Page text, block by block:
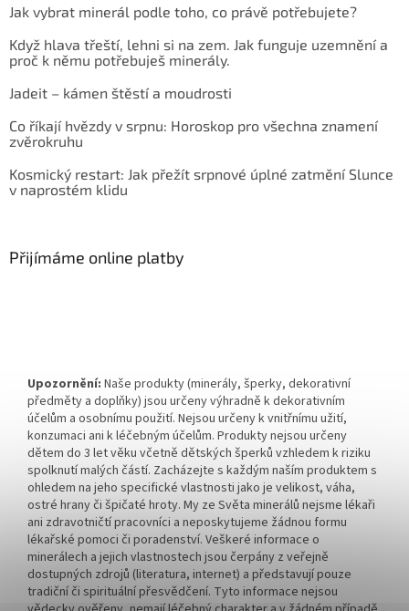
Jak vybrat minerál podle toho, co právě potřebujete?
Když hlava třeští, lehni si na zem. Jak funguje uzemnění a
proč k němu potřebuješ minerály.
Jadeit – kámen štěstí a moudrosti
Co říkají hvězdy v srpnu: Horoskop pro všechna znamení
zvěrokruhu
Kosmický restart: Jak přežít srpnové úplné zatmění Slunce
v naprostém klidu
Přijímáme online platby
Upozornění: Naše produkty (minerály, šperky, dekorativní
předměty a doplňky) jsou určeny výhradně k dekorativním
účelům a osobnímu použití. Nejsou určeny k vnitřnímu užití,
konzumaci ani k léčebným účelům. Produkty nejsou určeny
dětem do 3 let věku včetně dětských šperků vzhledem k riziku
spolknutí malých částí. Zacházejte s každým naším produktem s
ohledem na jeho specifické vlastnosti jako je velikost, váha,
ostré hrany či špičaté hroty. My ze Světa minerálů nejsme lékaři
ani zdravotničtí pracovníci a neposkytujeme žádnou formu
lékařské pomoci či poradenství. Veškeré informace o
minerálech a jejich vlastnostech jsou čerpány z veřejně
dostupných zdrojů (literatura, internet) a představují pouze
tradiční či spirituální přesvědčení. Tyto informace nejsou